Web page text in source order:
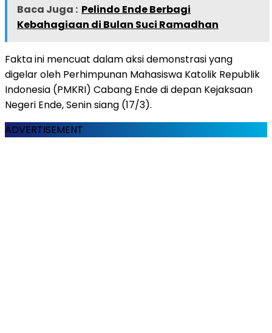
Baca Juga : Pelindo Ende Berbagi
Kebahagiaan di Bulan Suci Ramadhan
Fakta ini mencuat dalam aksi demonstrasi yang
digelar oleh Perhimpunan Mahasiswa Katolik Republik
Indonesia (PMKRI) Cabang Ende di depan Kejaksaan
Negeri Ende, Senin siang (17/3).
ADVERTISEMENT